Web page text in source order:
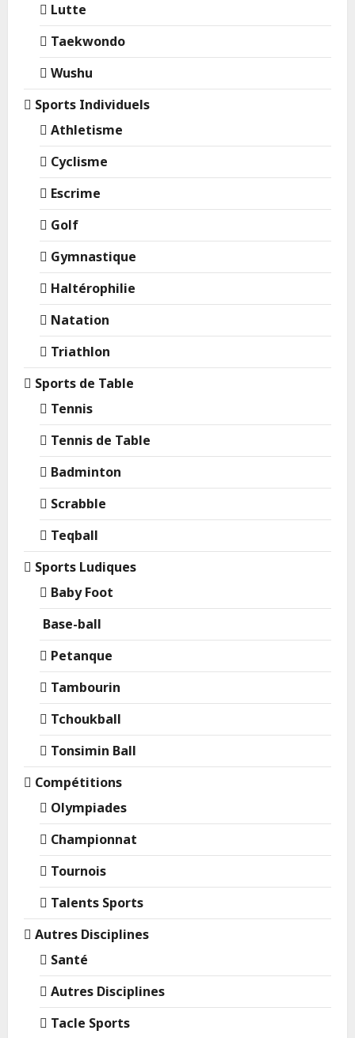
Lutte
Taekwondo
Wushu
Sports Individuels
Athletisme
Cyclisme
Escrime
Golf
Gymnastique
Haltérophilie
Natation
Triathlon
Sports de Table
Tennis
Tennis de Table
Badminton
Scrabble
Teqball
Sports Ludiques
Baby Foot
Base-ball
Petanque
Tambourin
Tchoukball
Tonsimin Ball
Compétitions
Olympiades
Championnat
Tournois
Talents Sports
Autres Disciplines
Santé
Autres Disciplines
Tacle Sports